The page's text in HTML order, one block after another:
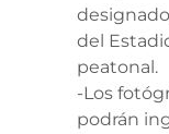
del
peatonal.
-Los
podrán